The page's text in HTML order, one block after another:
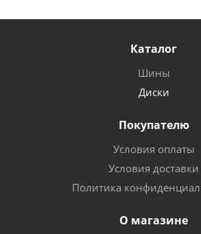
Каталог
Шины
Диски
Покупателю
Условия оплаты
Условия доставки
Политика
О магазине